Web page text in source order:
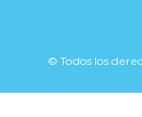
© Todos los